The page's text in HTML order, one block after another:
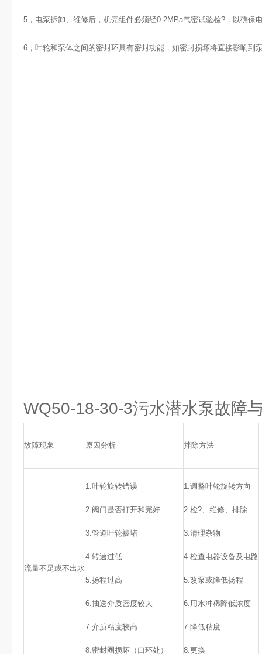
5，电泵拆卸、维修后，机壳组件必须经0.2MPa气密试验检?，以确保
6，叶轮和泵体之间的密封环具有密封功能，如密封损坏将直接影响到
WQ50-18-30-3污水潜水泵故障
故障现象 原因分析 拌除方法
流量不足或不出水
1.叶轮旋转错误
2.阀门是否打开和完好
3.管道叶轮被堵
4.转速过低
5.扬程过高
6.抽送介质密度较大
7.介质粘度较高
8.密封圈损坏（口环处）
1.调整叶轮旋转方向
2.检?、维修、排除
3.清理杂物
4.检查电器设备及电路
5.改泵或降低扬程
6.用水冲稀降低浓度
7.降低粘度
8.更换